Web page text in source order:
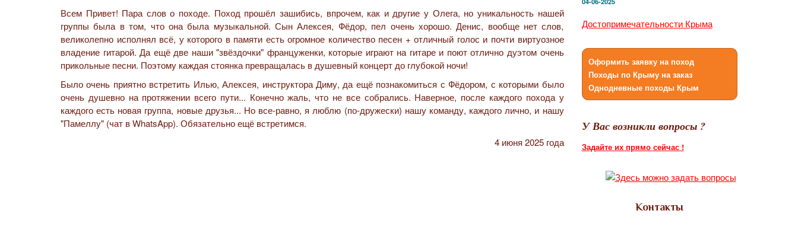
Всем Привет! Пара слов о походе. Поход прошёл зашибись, впрочем, как и другие у Олега, но уникальность нашей
группы была в том, что она была музыкальной. Сын Алексея, Фёдор, пел очень хорошо. Денис, вообще нет слов,
великолепно исполнял всё, у которого в памяти есть огромное количество песен + отличный голос и почти виртуозное
владение гитарой. Да ещё две наши "звёздочки" француженки, которые играют на гитаре и поют отлично дуэтом очень
прикольные песни. Поэтому каждая стоянка превращалась в душевный концерт до глубокой ночи!
Было очень приятно встретить Илью, Алексея, инструктора Диму, да ещё познакомиться с Фёдором, с которыми было
очень душевно на протяжении всего пути... Конечно жаль, что не все собрались. Наверное, после каждого похода у
каждого есть новая группа, новые друзья... Но все-равно, я люблю (по-дружески) нашу команду, каждого лично, и нашу
"Памеллу" (чат в WhatsApp). Обязательно ещё встретимся.
4 июня 2025 года
Достопримечательности Крыма
Оформить заявку на поход
Походы по Крыму на заказ
Однодневные походы Крым
У Вас возникли вопросы ?
Задайте их прямо сейчас !
Контакты